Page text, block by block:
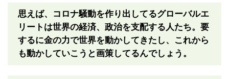
思えば、コロナ騒動を作り出してるグローバルエ
リートは世界の経済、政治を支配する人たち。要
するに金の力で世界を動かしてきたし、これから
も動かしていこうと画策してるんでしょう。